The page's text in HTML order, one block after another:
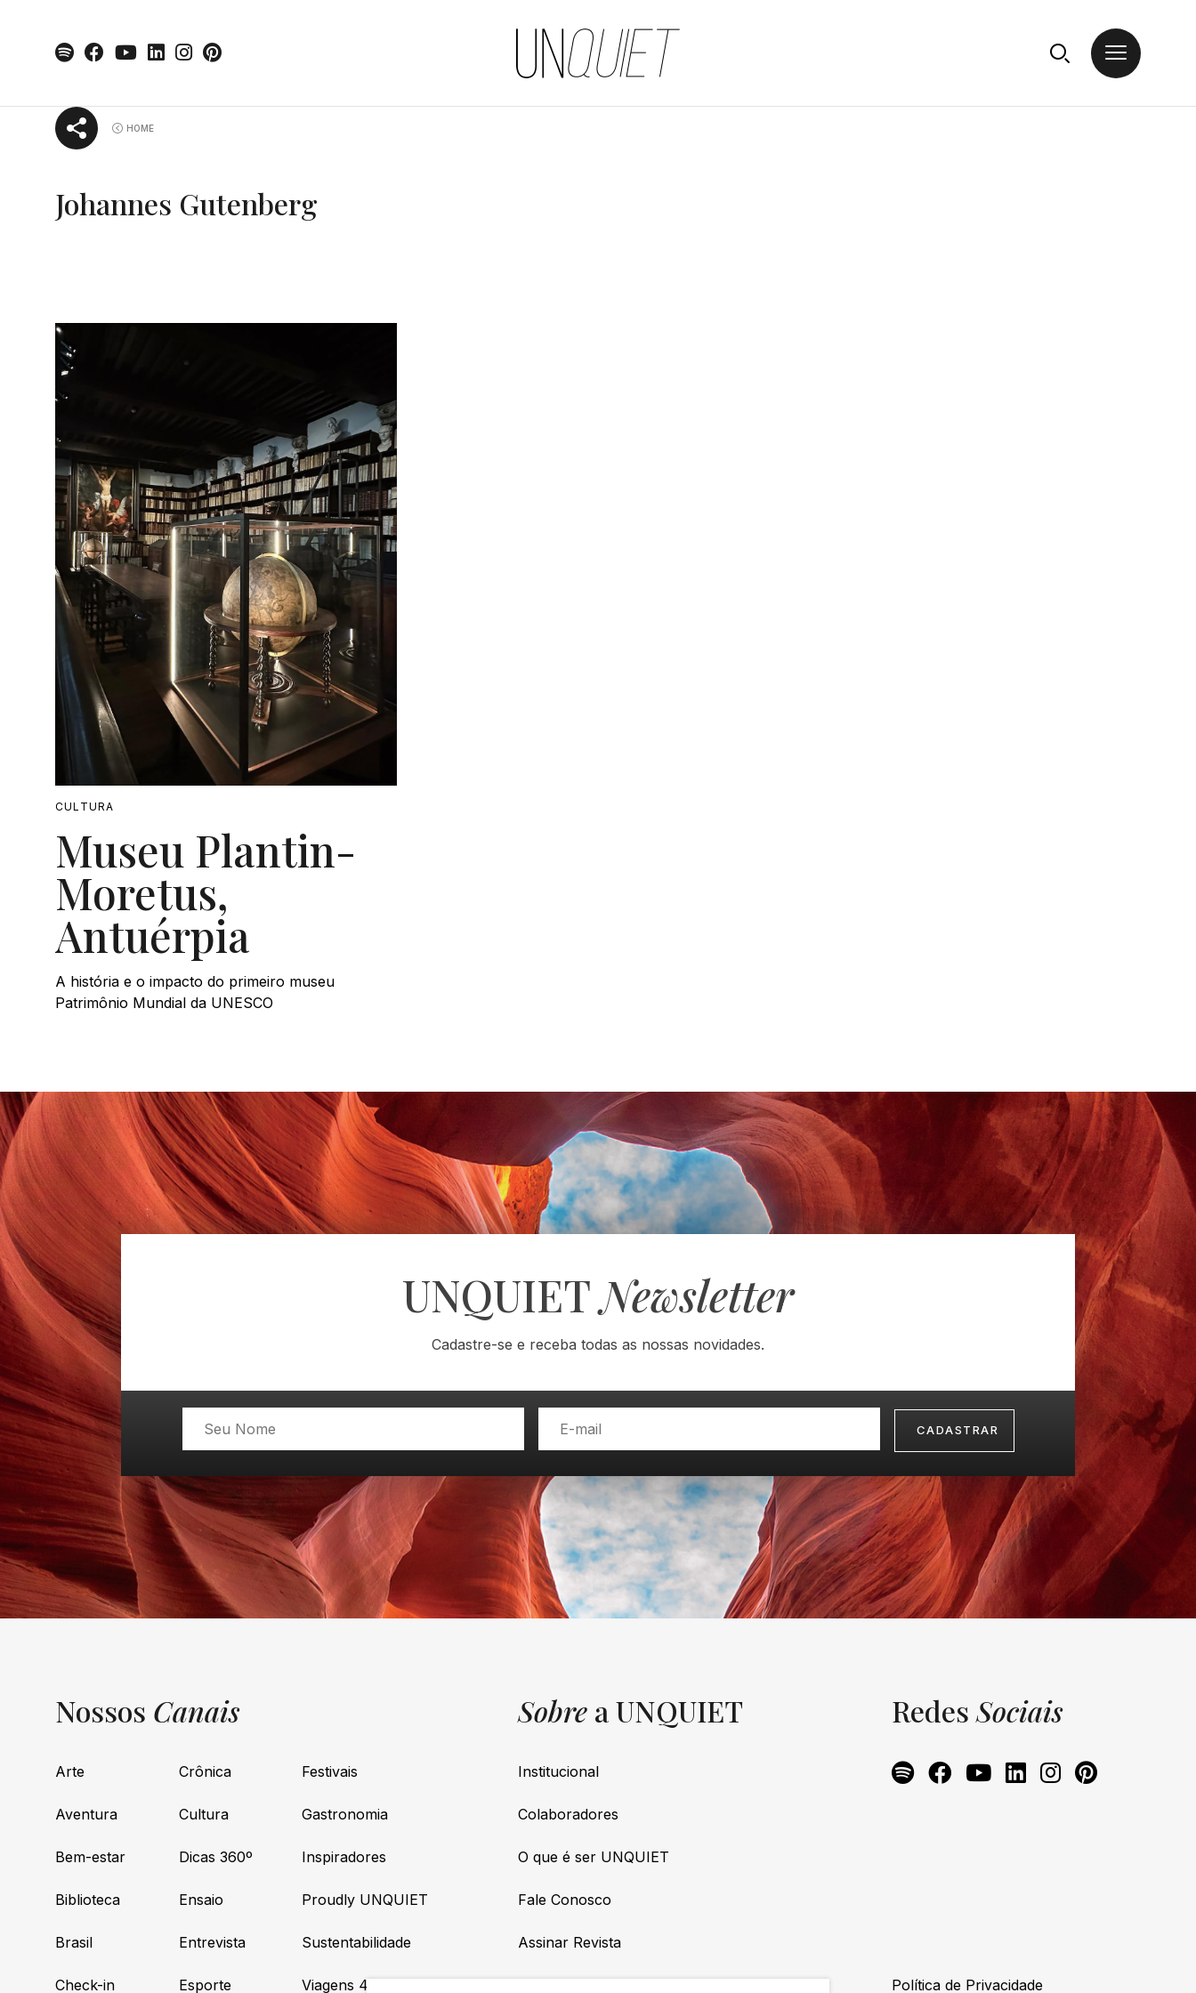
UNQUIET
HOME
Johannes Gutenberg
CULTURA
Museu Plantin-
Moretus,
Antuérpia
A história e o impacto do primeiro museu
Patrimônio Mundial da UNESCO
UNQUIETNewsletter
Cadastre-se e receba todas as nossas novidades.
Nossos Canais
Arte
Aventura
Bem-estar
Biblioteca
Brasil
Check-in
Crônica
Cultura
Dicas 360º
Ensaio
Entrevista
Esporte
Festivais
Gastronomia
Inspiradores
Proudly UNQUIET
Sustentabilidade
Viagens 4×4
Sobre a UNQUIET
Institucional
Colaboradores
O que é ser UNQUIET
Fale Conosco
Assinar Revista
RedesSociais
Política de Privacidade